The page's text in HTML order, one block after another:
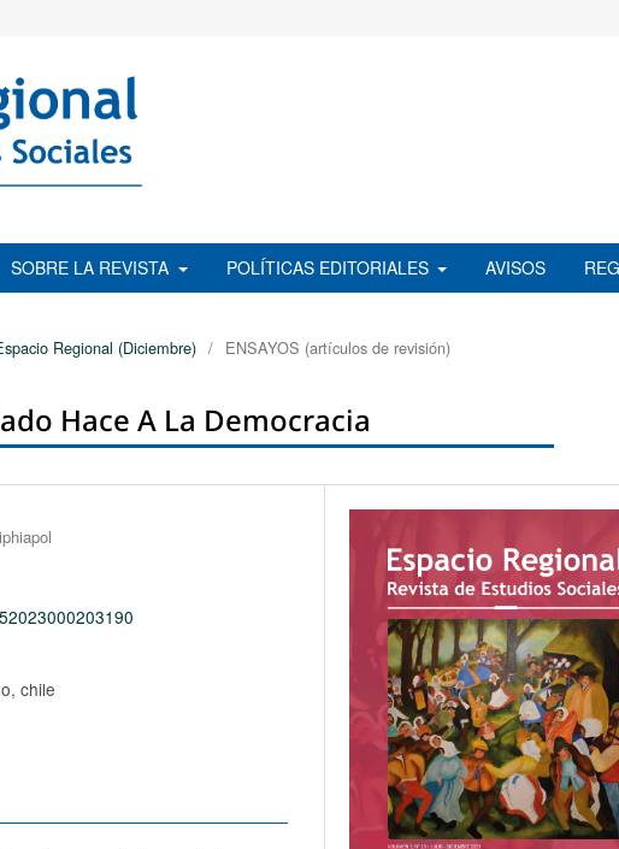
SOBRE LA REVISTA POLÍTICAS EDITORIALES AVISOS
Regional (Diciembre) / ENSAYOS (artículos de revisión)
Hace A La Democracia
chile